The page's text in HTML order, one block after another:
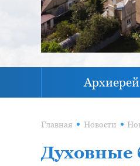
Архиерей
Главная Новости
Духовные